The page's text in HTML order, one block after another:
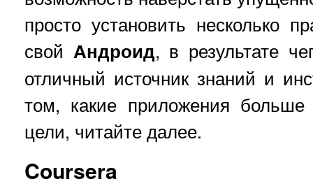
просто установить несколько
свой Андроид, в результате
отличный источник знаний и
том, какие приложения больше
цели, читайте далее.
Coursera